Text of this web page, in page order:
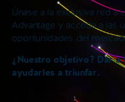
Únase a la exclusiva red a
Advantage y acceda a las
oportunidades del
¿Nuestro objetivo? Dar a
ayudarles a triunfar.